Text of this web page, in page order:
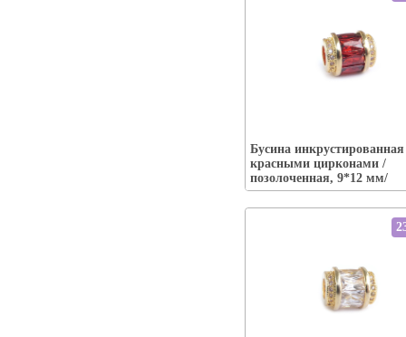
Бусина инкрустированная
красными цирконами /
позолоченная, 9*12 мм/
Наличие:есть-----
В корзину